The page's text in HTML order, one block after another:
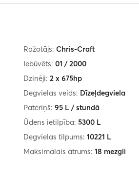
Ražotājs: Chris-Craft
Iebūvēts: 01 / 2000
Dzinēji: 2 x 675hp
Degvielas veids: Dīzeļdegviela
Patēriņš: 95 L / stundā
Ūdens ietilpība: 5300 L
Degvielas tilpums: 10221 L
Maksimālais ātrums: 18 mezgli